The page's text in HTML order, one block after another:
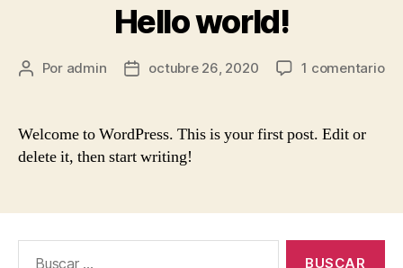
Hello world!
Autor
entrada
Por admin
Fecha
entrada
octubre 26, 2020 1 comentarioen
Welcome to WordPress. This is your first post. Edit or
delete it, then start writing!